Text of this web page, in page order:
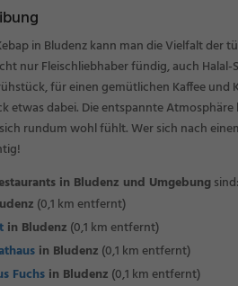
in Bludenz kann man die Vielfalt der
nur Fleischliebhaber fündig, auch
für einen gemütlichen Kaffee
etwas dabei. Die entspannte
rundum wohl fühlt. Wer sich nach
in Bludenz und Umgebungsind:
(0,1 km entfernt)
in Bludenz (0,1 km entfernt)
in Bludenz (0,1 km entfernt)
Fuchs in Bludenz (0,1 km entfernt)